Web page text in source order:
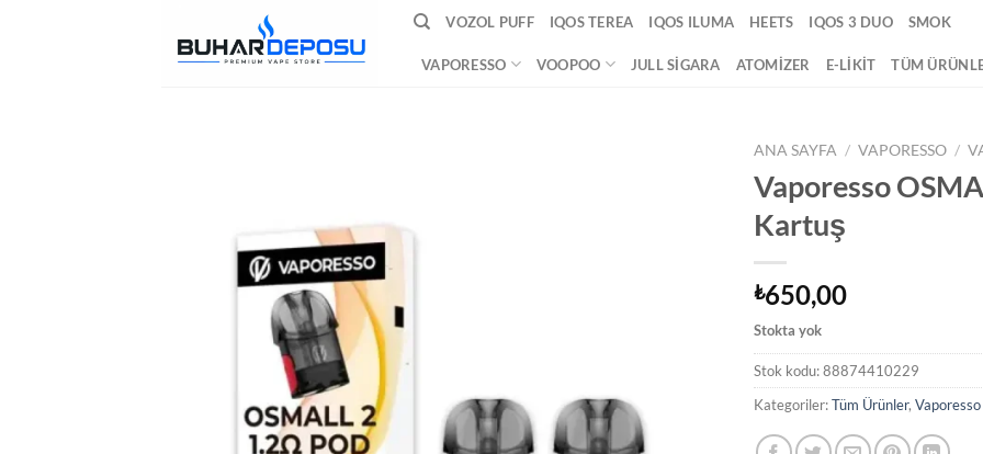
VOZOL PUFF IQOS TEREA IQOS ILUMA HEETS IQOS 3 DUO SMOK
VAPORESSO VOOPOO JULL SIGARA ATOMIZER E-LIKIT TÜM
ANA SAYFA / VAPORESSO /
Vaporesso
Kartuş
₺650,00
Stokta yok
Stok kodu:88874410229
Kategoriler:Tüm Ürünler,